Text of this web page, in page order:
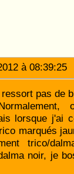
à
pas de
lorsque j'ai
marqués
trico/
noir, je